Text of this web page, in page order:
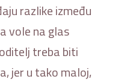
razlike između
vole na glas
treba biti
jer u tako maloj,